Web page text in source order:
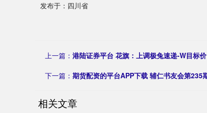
发布于：四川省
上一篇： 港陆证券平台 花旗：上调极兔速递-W目标
下一篇： 期货配资的平台APP下载 辅仁书友会第
相关文章